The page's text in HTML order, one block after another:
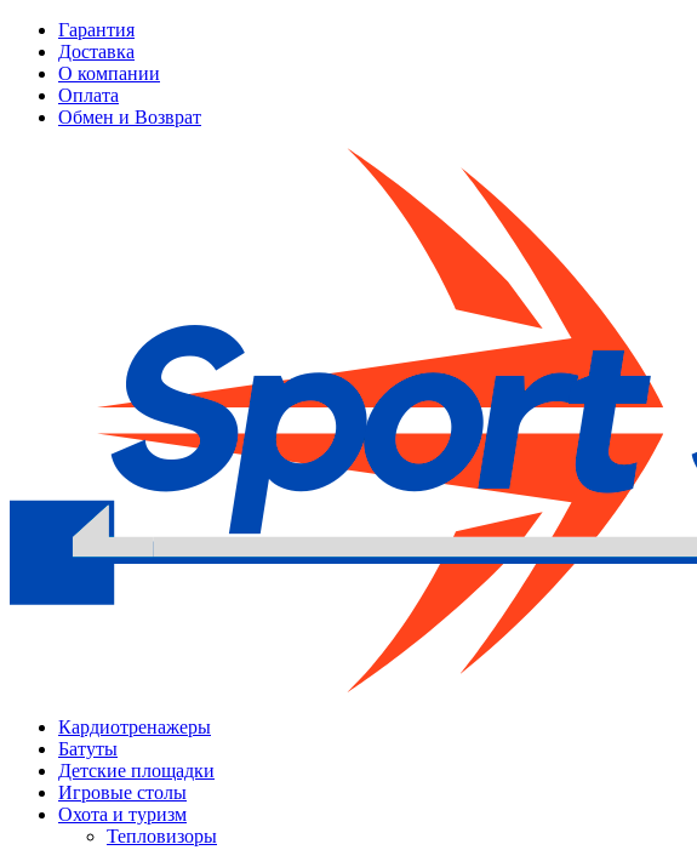
Гарантия
Доставка
О компании
Оплата
Обмен и Возврат
Кардиотренажеры
Батуты
Детские площадки
Игровые столы
Охота и туризм
Тепловизоры